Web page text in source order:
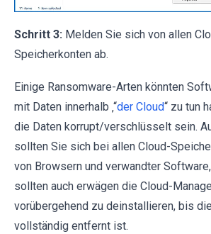
Schritt 3: Melden Sie sich von allen
Speicherkonten ab.
Einige Ransomware-Arten könnten
mit Daten innerhalb ‚“der Cloud“ zu tun
die Daten korrupt/verschlüsselt sein.
sollten Sie sich bei allen Cloud-
von Browsern und verwandter
sollten auch erwägen die Cloud-
vorübergehend zu deinstallieren, bis
vollständig entfernt ist.